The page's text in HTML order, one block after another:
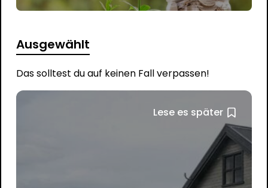
Ausgewählt
Das solltest du auf keinen Fall verpassen!
Lese es später